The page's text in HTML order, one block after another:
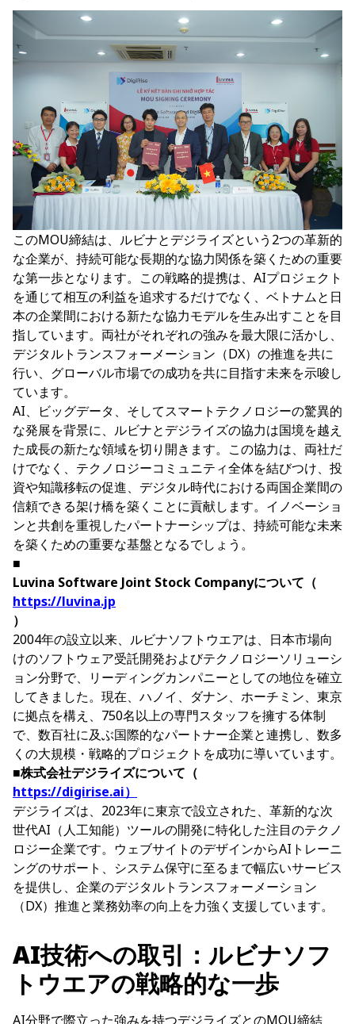
このMOU締結は、ルビナとデジライズという2つの革新的
な企業が、持続可能な長期的な協力関係を築くための重要
な第一歩となります。この戦略的提携は、AIプロジェクト
を通じて相互の利益を追求するだけでなく、ベトナムと日
本の企業間における新たな協力モデルを生み出すことを目
指しています。両社がそれぞれの強みを最大限に活かし、
デジタルトランスフォーメーション（DX）の推進を共に
行い、グローバル市場での成功を共に目指す未来を示唆し
ています。
AI、ビッグデータ、そしてスマートテクノロジーの驚異的
な発展を背景に、ルビナとデジライズの協力は国境を越え
た成長の新たな領域を切り開きます。この協力は、両社だ
けでなく、テクノロジーコミュニティ全体を結びつけ、投
資や知識移転の促進、デジタル時代における両国企業間の
信頼できる架け橋を築くことに貢献します。イノベーショ
ンと共創を重視したパートナーシップは、持続可能な未来
を築くための重要な基盤となるでしょう。
■
Luvina Software Joint Stock Companyについて（
https://luvina.jp
）
2004年の設立以来、ルビナソフトウエアは、日本市場向
けのソフトウェア受託開発およびテクノロジーソリューシ
ョン分野で、リーディングカンパニーとしての地位を確立
してきました。現在、ハノイ、ダナン、ホーチミン、東京
に拠点を構え、750名以上の専門スタッフを擁する体制
で、数百社に及ぶ国際的なパートナー企業と連携し、数多
くの大規模・戦略的プロジェクトを成功に導いています。
■株式会社デジライズについて（
https://digirise.ai）
デジライズは、2023年に東京で設立された、革新的な次
世代AI（人工知能）ツールの開発に特化した注目のテクノ
ロジー企業です。ウェブサイトのデザインからAIトレーニ
ングのサポート、システム保守に至るまで幅広いサービス
を提供し、企業のデジタルトランスフォーメーション
（DX）推進と業務効率の向上を力強く支援しています。
AI技術への取引：ルビナソフ
トウエアの戦略的な一歩
AI分野で際立った強みを持つデジライズとのMOU締結